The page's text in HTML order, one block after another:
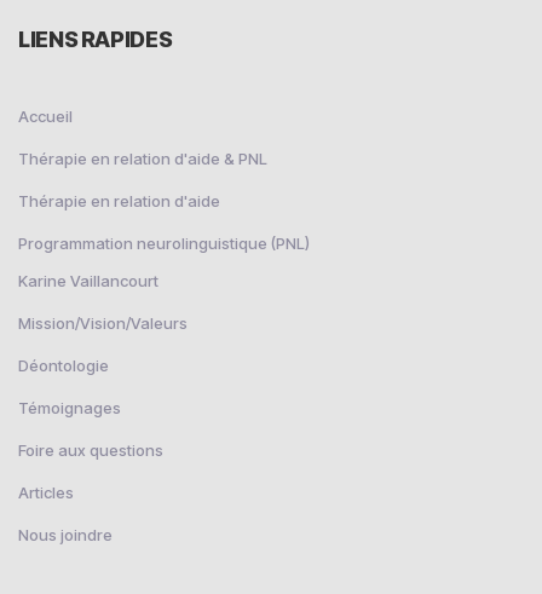
LIENS RAPIDES
Accueil
Thérapie en relation d'aide & PNL
Thérapie en relation d'aide
Programmation neurolinguistique (PNL)
Karine Vaillancourt
Mission/Vision/Valeurs
Déontologie
Témoignages
Foire aux questions
Articles
Nous joindre